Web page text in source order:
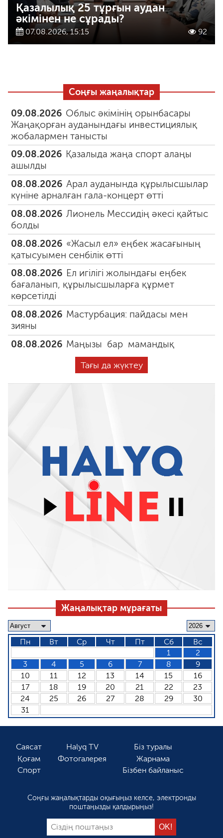
Қазалылық 25 тұрғын аудан
әкімінен не сұрады?
07.08.2026, 15:15 92
Соңғы жаңалықтар
09.08.2026 Облыс әкімінің орынбасары
Жаңақорған ауданындағы инвестициялық
жобалармен танысты
09.08.2026 Қазалыда жаңа спорт алаңы
ашылды
08.08.2026 Арал ауданында құрылысшылар
күніне арналған гала-концерт өтті
08.08.2026 Лионель Мессидің әкесі қайтыс
болды
08.08.2026 «Жасыл ел» еңбек жасағының
қатысуымен сенбілік өтті
08.08.2026 Ел игілігі жолындағы еңбек
бағаланып, құрылысшыларға құрмет
көрсетілді
08.08.2026 Мастурбация: пайдасы мен
зияны
08.08.2026 Маңызы бар мамандық
Тағы да жүктеу
Жаңалықтар мұрағаты
Пн Вт Ср Чт Пт Сб
Вс
1
2
3
4 5 6 7 8
9
10
11 12 13 14 15
16
17
18 19 20 21 22
23
24
25 26 27 28 29
30
31
Саясат
Қоғам
Спорт
Halyq TV
Фотогалерея
Біз туралы
Жарнама
Бізбен байланыс
Соңғы жаңалықтарды оқығыңыз келсе, электронды
поштаңызды қалдырыңыз!